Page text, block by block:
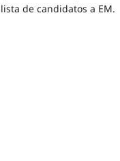
de candidatos a EM.